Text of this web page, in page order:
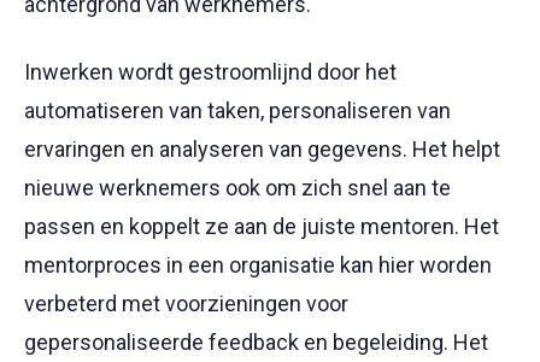
Inwerken wordt gestroomlijnd door het
automatiseren van taken, personaliseren van
ervaringen en analyseren van gegevens. Het helpt
nieuwe werknemers ook om zich snel aan te
passen en koppelt ze aan de juiste mentoren. Het
mentorproces in een organisatie kan hier worden
verbeterd met voorzieningen voor
gepersonaliseerde feedback en begeleiding. Het